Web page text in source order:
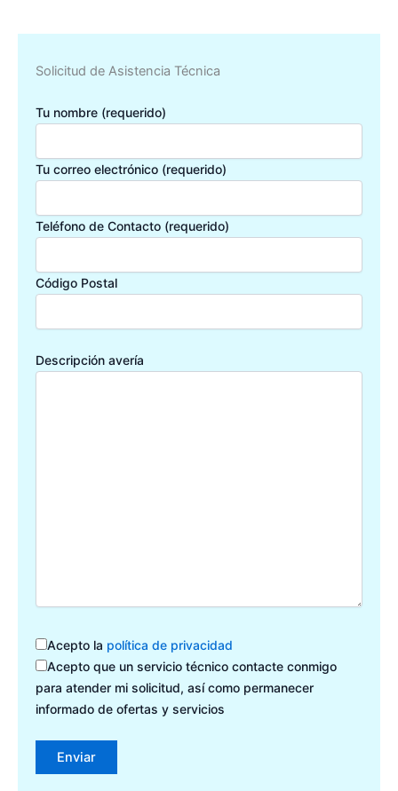
Solicitud de Asistencia Técnica
Tu nombre (requerido)
Tu correo electrónico (requerido)
Teléfono de Contacto (requerido)
Código Postal
Descripción avería
Acepto la política de privacidad
Acepto que un servicio técnico contacte conmigo
para atender mi solicitud, así como permanecer
informado de ofertas y servicios